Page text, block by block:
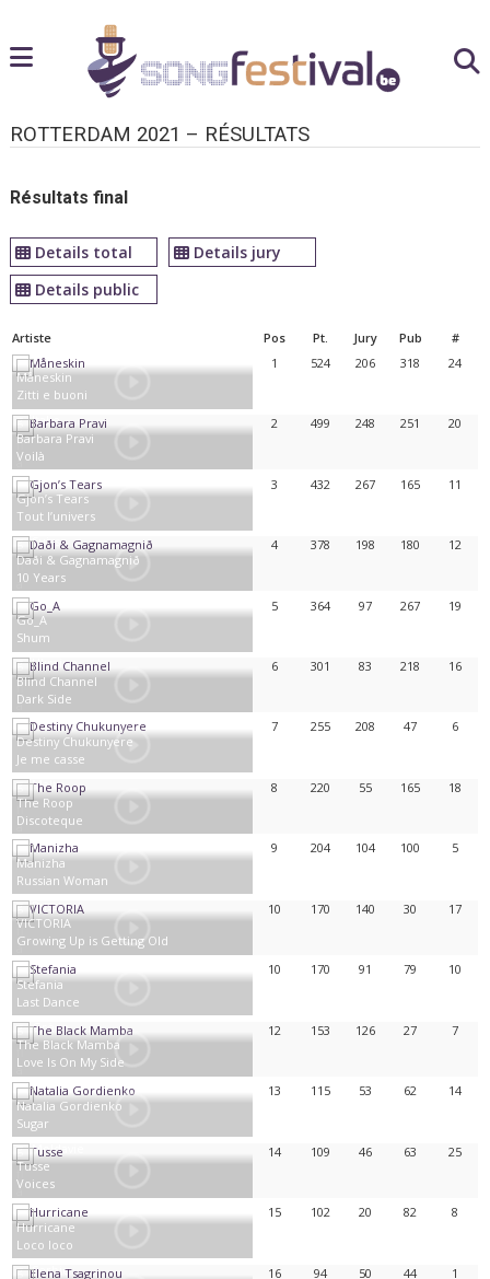
ROTTERDAM 2021 – RÉSULTATS
Résultats final
Details total
Details jury
Details public
Artiste Pos Pt. Jury Pub #
Italie
Måneskin
Zitti e buoni
1 524 206 318 24
France
Barbara Pravi
Voilà
2 499 248 251 20
Suisse
Gjon’s Tears
Tout l’univers
3 432 267 165 11
Islande
Daði & Gagnamagnið
10 Years
4 378 198 180 12
Ukraine
Go_A
Shum
5 364 97 267 19
Finlande
Blind Channel
Dark Side
6 301 83 218 16
Malte
Destiny Chukunyere
Je me casse
7 255 208 47 6
Lituanie
The Roop
Discoteque
8 220 55 165 18
Russie
Manizha
Russian Woman
9 204 104 100 5
Bulgarie
VICTORIA
Growing Up is Getting Old
10 170 140 30 17
Grèce
Stefania
Last Dance
10 170 91 79 10
Portugal
The Black Mamba
Love Is On My Side
12 153 126 27 7
Moldavie
Natalia Gordienko
Sugar
13 115 53 62 14
Suède
Tusse
Voices
14 109 46 63 25
Serbie
Hurricane
Loco loco
15 102 20 82 8
16 94 50 44 1